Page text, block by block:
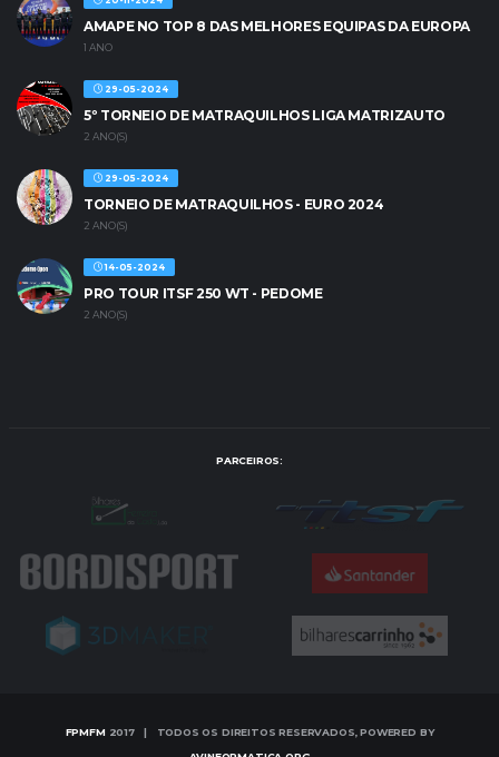
AMAPE NO TOP 8 DAS MELHORES EQUIPAS DA EUROPA
1 ANO
29-05-2024
5º TORNEIO DE MATRAQUILHOS LIGA MATRIZAUTO
2 ANO(S)
29-05-2024
TORNEIO DE MATRAQUILHOS - EURO 2024
2 ANO(S)
14-05-2024
PRO TOUR ITSF 250 WT - PEDOME
2 ANO(S)
PARCEIROS:
FPMFM2017 | TODOS OS DIREITOS RESERVADOS, POWERED BY